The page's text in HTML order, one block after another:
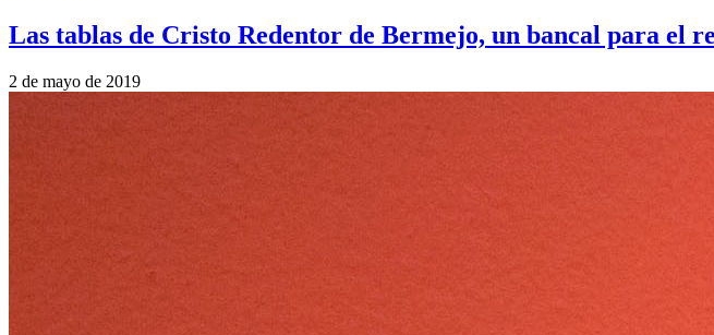
Las tablas de Cristo Redentor de Bermejo, un bancal para el
2 de mayo de 2019